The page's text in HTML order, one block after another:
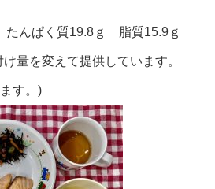
んぱく質19.8ｇ 脂質15.9ｇ
量を変えて提供しています。
す。)